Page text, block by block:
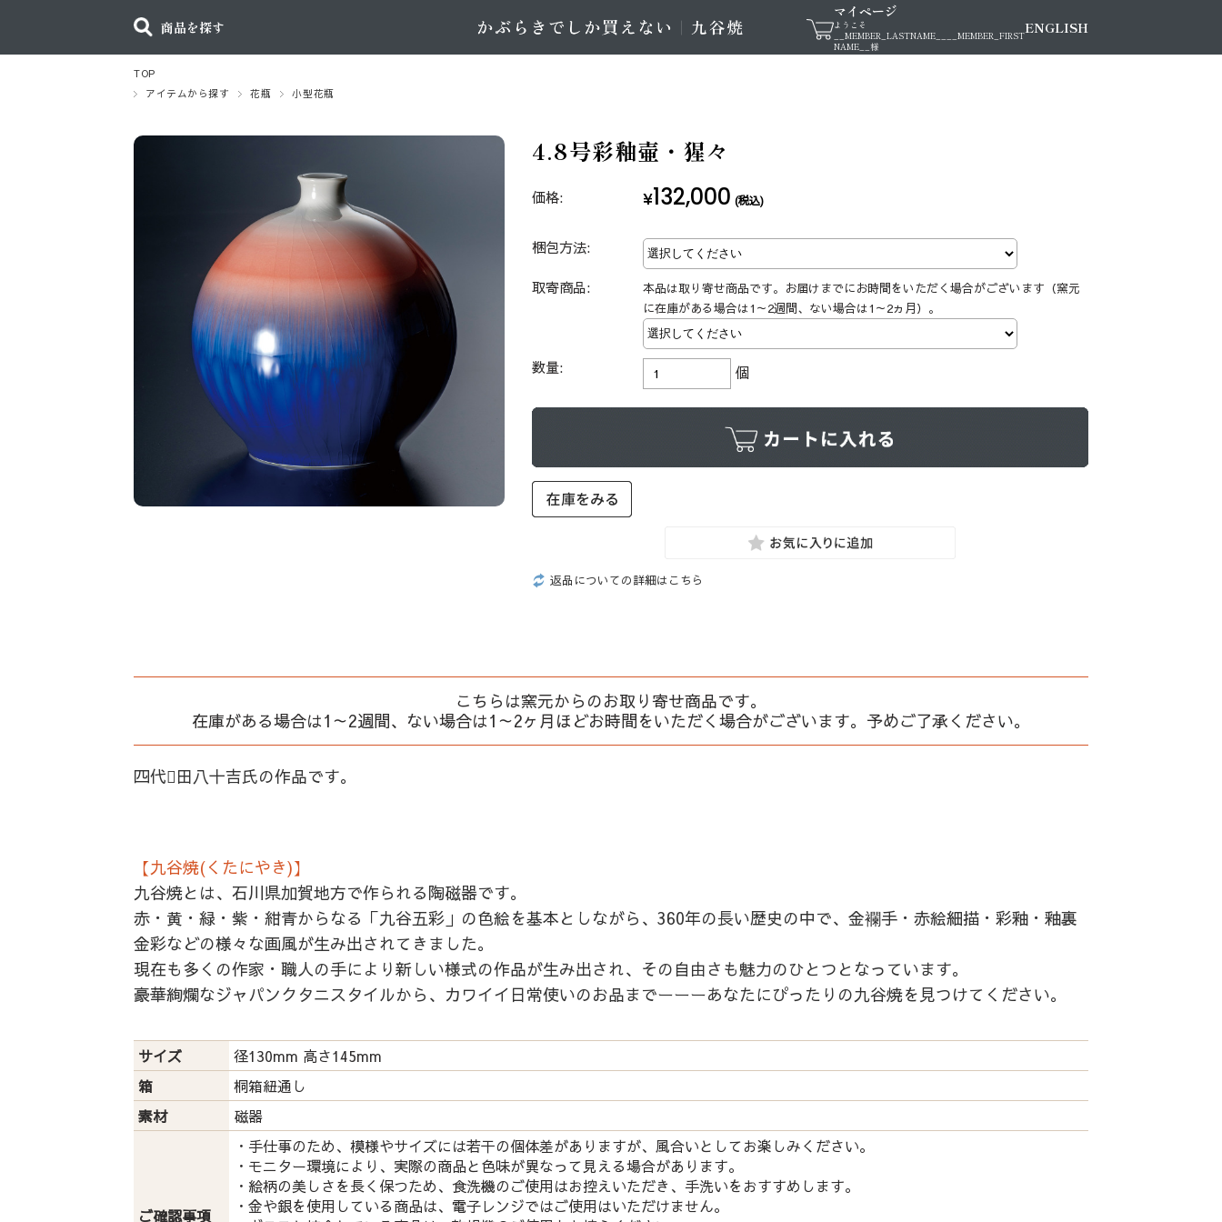
商品を探す
マイページ
ようこそ
__MEMBER_LASTNAME__
__MEMBER_FIRST
NAME__ 様
ENGLISH
TOP
アイテムから探す
花瓶 小型花瓶
4.8号彩釉壷・猩々
価格: ¥132,000 (税込)
梱包方法:
取寄商品:
本品は取り寄せ商品です。お届けまでにお時間をいただく場合がございます（窯元
に在庫がある場合は1～2週間、ない場合は1～2ヵ月）。
数量: 個
返品についての詳細はこちら
こちらは窯元からのお取り寄せ商品です。
在庫がある場合は1～2週間、ない場合は1～2ヶ月ほどお時間をいただく場合がございます。予めご了承ください。
四代田八十吉氏の作品です。
【九谷焼(くたにやき)】
九谷焼とは、石川県加賀地方で作られる陶磁器です。
赤・黄・緑・紫・紺青からなる「九谷五彩」の色絵を基本としながら、360年の長い歴史の中で、金襴手・赤絵細描・彩釉・釉裏
金彩などの様々な画風が生み出されてきました。
現在も多くの作家・職人の手により新しい様式の作品が生み出され、その自由さも魅力のひとつとなっています。
豪華絢爛なジャパンクタニスタイルから、カワイイ日常使いのお品までーーーあなたにぴったりの九谷焼を見つけてください。
サイズ
径130mm 高さ145mm
箱
桐箱紐通し
素材
磁器
ご確認事項
・手仕事のため、模様やサイズには若干の個体差がありますが、風合いとしてお楽しみください。
・モニター環境により、実際の商品と色味が異なって見える場合があります。
・絵柄の美しさを長く保つため、食洗機のご使用はお控えいただき、手洗いをおすすめします。
・金や銀を使用している商品は、電子レンジではご使用はいただけません。